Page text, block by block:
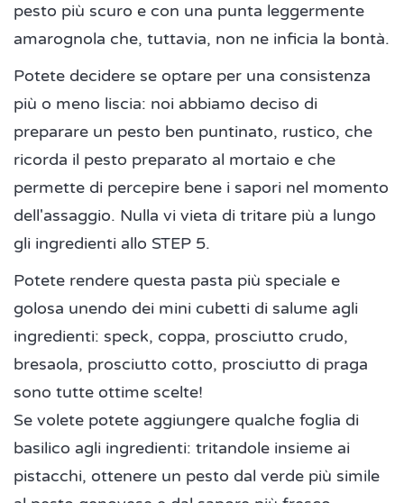
pesto più scuro e con una punta leggermente
amarognola che, tuttavia, non ne inficia la bontà.
Potete decidere se optare per una consistenza
più o meno liscia: noi abbiamo deciso di
preparare un pesto ben puntinato, rustico, che
ricorda il pesto preparato al mortaio e che
permette di percepire bene i sapori nel momento
dell'assaggio. Nulla vi vieta di tritare più a lungo
gli ingredienti allo STEP 5.
Potete rendere questa pasta più speciale e
golosa unendo dei mini cubetti di salume agli
ingredienti: speck, coppa, prosciutto crudo,
bresaola, prosciutto cotto, prosciutto di praga
sono tutte ottime scelte!
Se volete potete aggiungere qualche foglia di
basilico agli ingredienti: tritandole insieme ai
pistacchi, ottenere un pesto dal verde più simile